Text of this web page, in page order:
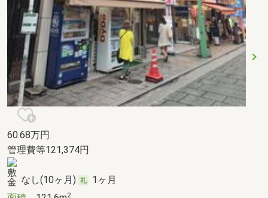
60.68万円
管理費等121,374円
なし(10ヶ月)
1ヶ月
2